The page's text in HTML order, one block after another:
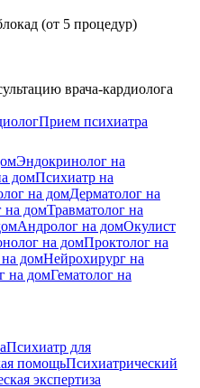
(от 5 процедур)
врача-кардиолога
Прием психиатра
Эндокринолог на
домПсихиатр на
на домДерматолог на
на домТравматолог на
Андролог на домОкулист
на домПроктолог на
домНейрохирург на
на домГематолог на
Психиатр для
помощьПсихиатрический
экспертиза